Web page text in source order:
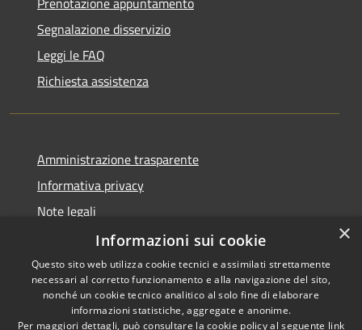
Segnalazione disservizio
Leggi le FAQ
Richiesta assistenza
Amministrazione trasparente
Informativa privacy
Note legali
Dichiarazione di accessibilità
RSS
Copyright © 2026 • Comune di
×
Informazioni sui cookie
Questo sito web utilizza cookie tecnici e assimilati strettamente
necessari al corretto funzionamento e alla navigazione del sito,
nonché un cookie tecnico analitico al solo fine di elaborare
informazioni statistiche, aggregate e anonime.
Per maggiori dettagli, può consultare la cookie policy al seguente link